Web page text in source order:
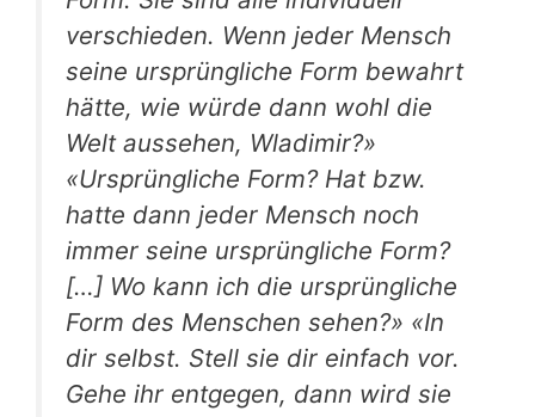
verschieden. Wenn jeder Mensch
seine ursprüngliche Form bewahrt
hätte, wie würde dann wohl die
Welt aussehen, Wladimir?»
«Ursprüngliche Form? Hat bzw.
hatte dann jeder Mensch noch
immer seine ursprüngliche Form?
[…] Wo kann ich die ursprüngliche
Form des Menschen sehen?» «In
dir selbst. Stell sie dir einfach vor.
Gehe ihr entgegen, dann wird sie